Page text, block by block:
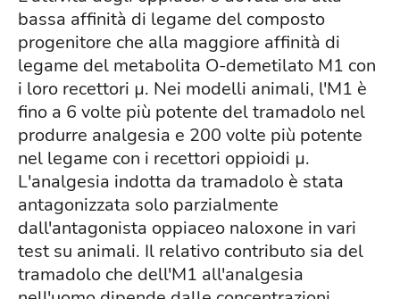
bassa affinità di legame del composto
progenitore che alla maggiore affinità di
legame del metabolita O-demetilato M1 con
i loro recettori µ. Nei modelli animali, l'M1 è
fino a 6 volte più potente del tramadolo nel
produrre analgesia e 200 volte più potente
nel legame con i recettori oppioidi µ.
L'analgesia indotta da tramadolo è stata
antagonizzata solo parzialmente
dall'antagonista oppiaceo naloxone in vari
test su animali. Il relativo contributo sia del
tramadolo che dell'M1 all'analgesia